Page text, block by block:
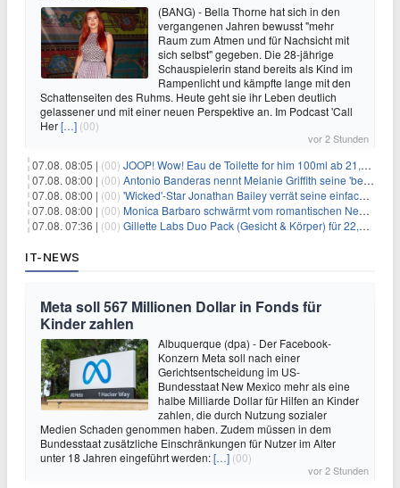
(BANG) - Bella Thorne hat sich in den
vergangenen Jahren bewusst "mehr
Raum zum Atmen und für Nachsicht mit
sich selbst" gegeben. Die 28-jährige
Schauspielerin stand bereits als Kind im
Rampenlicht und kämpfte lange mit den
Schattenseiten des Ruhms. Heute geht sie ihr Leben deutlich
gelassener und mit einer neuen Perspektive an. Im Podcast 'Call
Her[…] (00)
vor 2 Stunden
07.08. 08:05 | (00) JOOP! Wow! Eau de Toilette for him 100ml ab 21,84€ im Sparabo
07.08. 08:00 | (00) Antonio Banderas nennt Melanie Griffith seine 'beste Freundin'
07.08. 08:00 | (00) 'Wicked'-Star Jonathan Bailey verrät seine einfache Hautpflegeroutine
07.08. 08:00 | (00) Monica Barbaro schwärmt vom romantischen New York
07.08. 07:36 | (00) Gillette Labs Duo Pack (Gesicht & Körper) für 22,30€
IT-NEWS
Meta soll 567 Millionen Dollar in Fonds für
Kinder zahlen
Albuquerque (dpa) - Der Facebook-
Konzern Meta soll nach einer
Gerichtsentscheidung im US-
Bundesstaat New Mexico mehr als eine
halbe Milliarde Dollar für Hilfen an Kinder
zahlen, die durch Nutzung sozialer
Medien Schaden genommen haben. Zudem müssen in dem
Bundesstaat zusätzliche Einschränkungen für Nutzer im Alter
unter 18 Jahren eingeführt werden:[…] (00)
vor 2 Stunden